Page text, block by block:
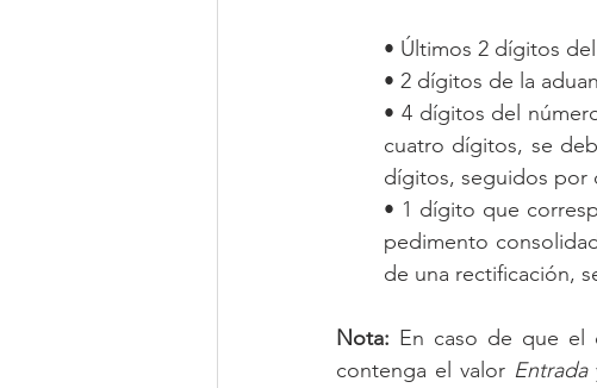
• Últimos 2 dígitos
• 2 dígitos de la
• 4 dígitos del
cuatro dígitos, se
dígitos, seguidos por
• 1 dígito que
pedimento
de una rectificación,
Nota: En caso de que el
contenga el valor Entrada